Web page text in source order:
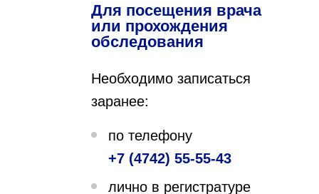
«Парус»
Для посещения врача
или прохождения
обследования
Необходимо записаться
заранее:
по телефону
+7 (4742) 55-55-43
лично в регистратуре